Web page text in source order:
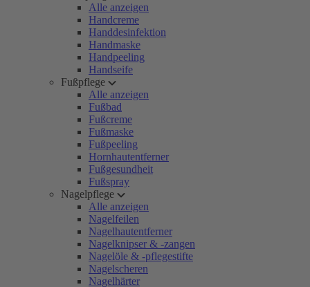
Alle anzeigen
Handcreme
Handdesinfektion
Handmaske
Handpeeling
Handseife
Fußpflege
Alle anzeigen
Fußbad
Fußcreme
Fußmaske
Fußpeeling
Hornhautentferner
Fußgesundheit
Fußspray
Nagelpflege
Alle anzeigen
Nagelfeilen
Nagelhautentferner
Nagelknipser & -zangen
Nagelöle & -pflegestifte
Nagelscheren
Nagelhärter